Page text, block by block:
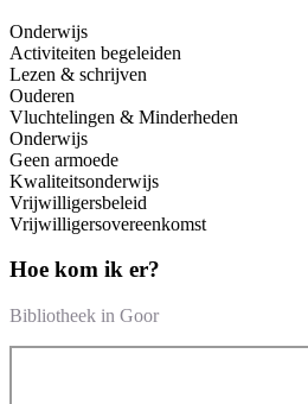
Onderwijs
Activiteiten begeleiden
Lezen & schrijven
Ouderen
Vluchtelingen & Minderheden
Onderwijs
Geen armoede
Kwaliteitsonderwijs
Vrijwilligersbeleid
Vrijwilligersovereenkomst
Hoe kom ik er?
Bibliotheek in Goor